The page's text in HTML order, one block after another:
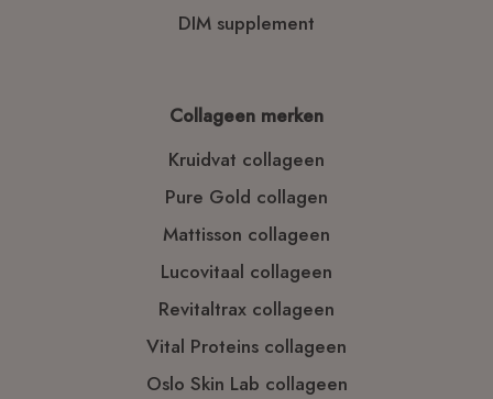
DIM supplement
Collageen merken
Kruidvat collageen
Pure Gold collagen
Mattisson collageen
Lucovitaal collageen
Revitaltrax collageen
Vital Proteins collageen
Oslo Skin Lab collageen